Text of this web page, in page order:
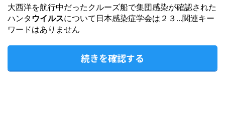
大西洋を航行中だったクルーズ船で集団感染が確認された
ハンタ ウイルスについて日本感染症学会は２３...関連キー
ワードはありません
続きを確認する